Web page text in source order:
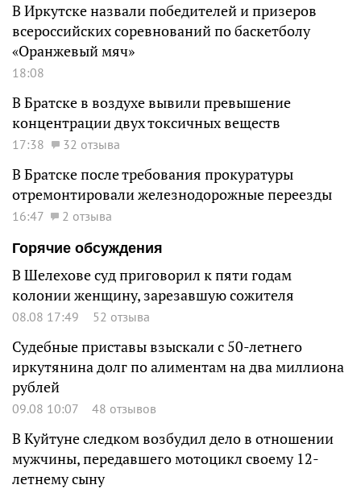
В Иркутске назвали победителей и призеров
всероссийских соревнований по баскетболу
«Оранжевый мяч»
18:08
В Братске в воздухе вывили превышение
концентрации двух токсичных веществ
17:38 32 отзыва
В Братске после требования прокуратуры
отремонтировали железнодорожные переезды
16:47
2 отзыва
Горячие обсуждения
В Шелехове суд приговорил к пяти годам
колонии женщину, зарезавшую сожителя
08.08 17:49 52 отзыва
Судебные приставы взыскали с 50-летнего
иркутянина долг по алиментам на два миллиона
рублей
09.08 10:07 48 отзывов
В Куйтуне следком возбудил дело в отношении
мужчины, передавшего мотоцикл своему 12-
летнему сыну